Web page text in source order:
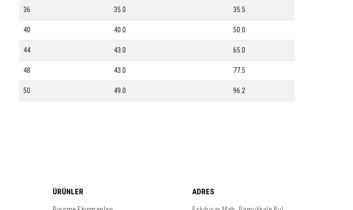
36 35.0 35.5
40 40.0 50.0
44 43.0 65.0
48 43.0 77.5
50 49.0 96.2
ÜRÜNLER ADRES